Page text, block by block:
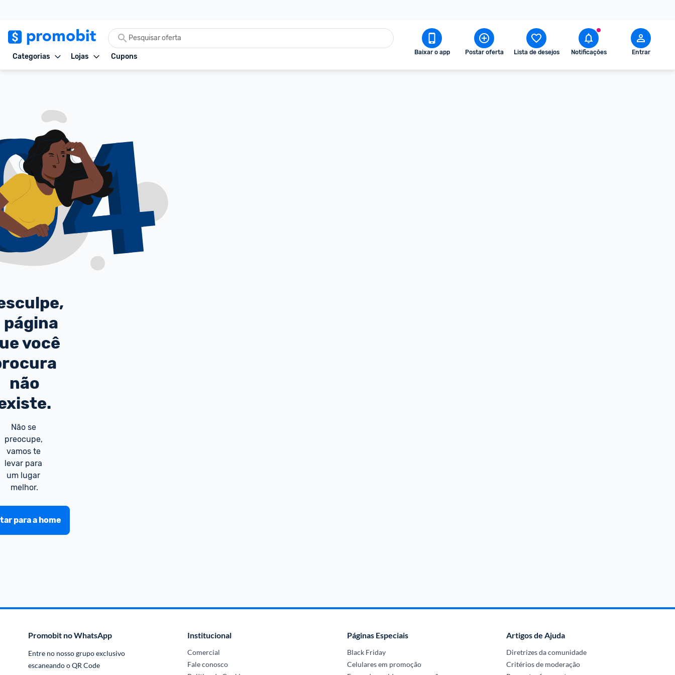
Categorias Lojas Cupons Baixar o app Postar oferta Lista de desejos Notificações Entrar
página
você
não
Não se
preocupe,
vamos te
levar para
um lugar
melhor.
para a home
Promobit no WhatsApp
Entre no nosso grupo exclusivo
escaneando o QR Code
Institucional
Comercial
Fale conosco
Páginas Especiais
Black Friday
Celulares em promoção
Artigos de Ajuda
Diretrizes da comunidade
Critérios de moderação